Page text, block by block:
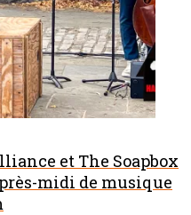
et The Soapbox
midi de musique